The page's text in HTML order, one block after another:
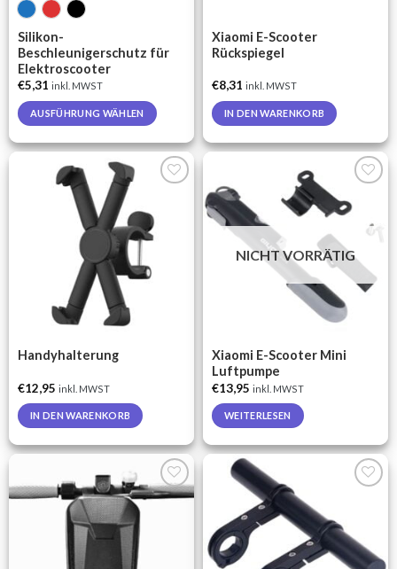
product
Silikon-
Beschleunigerschutz für
Elektroscooter
€5,31 inkl. MWST
AUSFÜHRUNG WÄHLEN
product
multiple
product
Xiaomi E-Scooter
Rückspiegel
€8,31 inkl. MWST
IN DEN WARENKORB
Handyhalterung
€12,95 inkl. MWST
IN DEN WARENKORB
Auf die
Wunschliste
NICHT VORRÄTIG
Xiaomi E-Scooter Mini
Luftpumpe
€13,95 inkl. MWST
WEITERLESEN
Auf die
Wunschliste
Wunschliste